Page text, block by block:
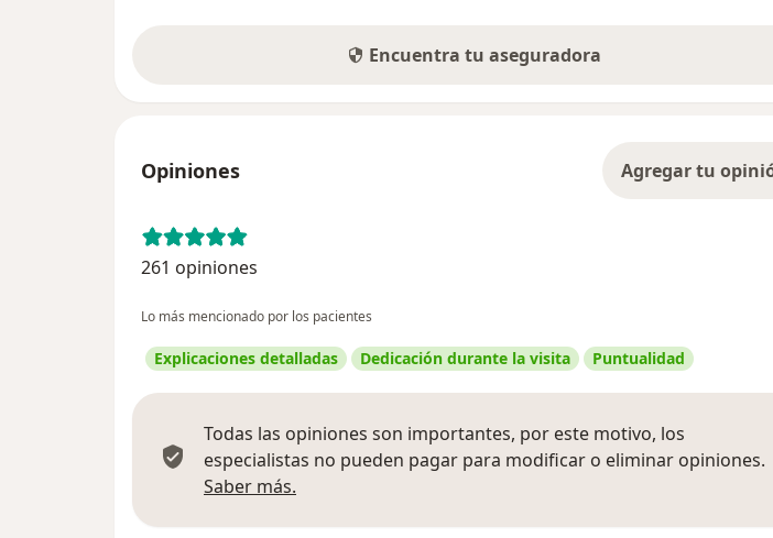
Encuentra tu aseguradora
Opiniones Agregar tu
261 opiniones
Lo más mencionado por los pacientes
Explicaciones detalladas Dedicación durante la visita Puntualidad
Todas las opiniones son importantes, por este motivo, los
especialistas no pueden pagar para modificar o eliminar opiniones.
Saber más.